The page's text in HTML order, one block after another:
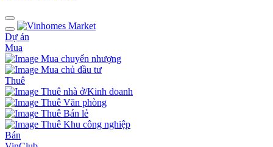
Dự án
Mua
Mua chuyển nhượng
Mua chủ đầu tư
Thuê
Thuê nhà ở/Kinh doanh
Thuê Văn phòng
Thuê Bán lẻ
Thuê Khu công nghiệp
Bán